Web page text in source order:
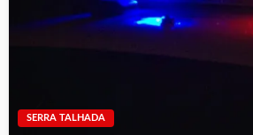
SERRA TALHADA